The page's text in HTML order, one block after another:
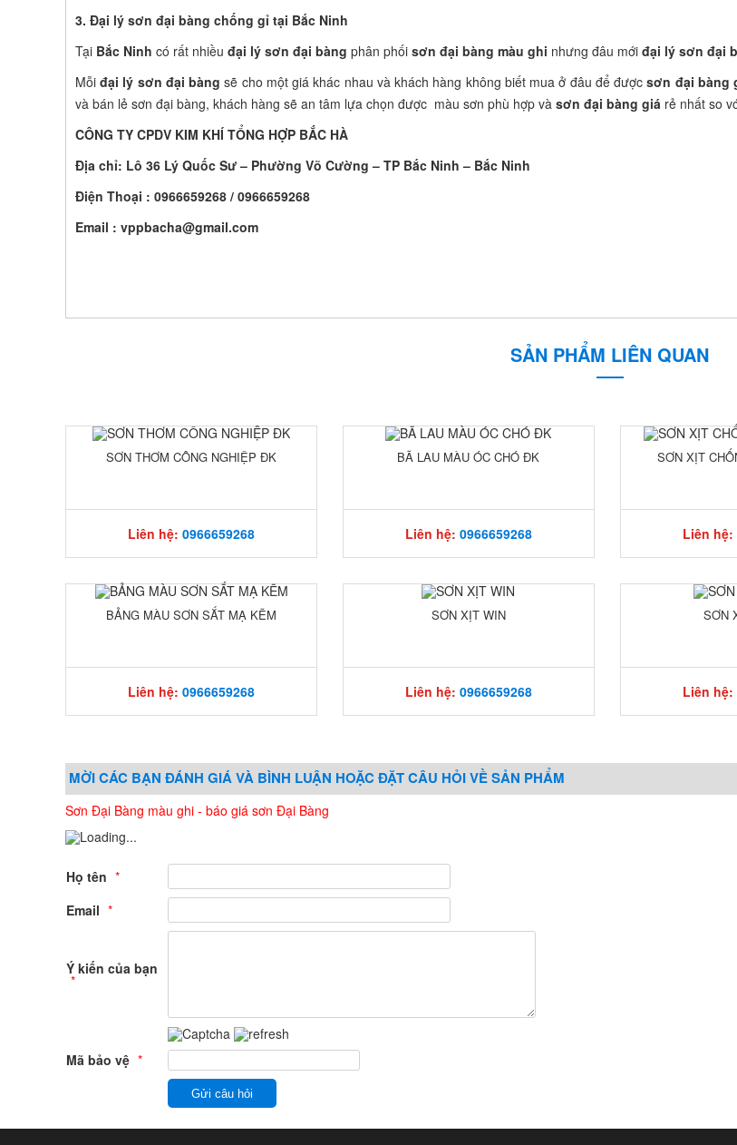
3. Đại lý sơn đại bàng chống gỉ tại Bắc Ninh
Tại Bắc Ninh có rất nhiều đại lý sơn đại bàng phân phối sơn đại bàng màu ghi nhưng đâu mới đại lý sơn đại
Mỗiđại lý sơn đại bàng sẽ cho một giá khác nhau và khách hàng không biết mua ở đâu để đượcsơn đại bàng
và bán lẻ sơn đại bàng, khách hàng sẽ an tâm lựa chọn được màu sơn phù hợp và sơn đại bàng giá rẻ nhất so
CÔNG TY CPDV KIM KHÍ TỔNG HỢP BẮC HÀ
Địa chỉ: Lô 36 Lý Quốc Sư – Phường Võ Cường – TP Bắc Ninh – Bắc Ninh
Điện Thoại : 0966659268 / 0966659268
Email : vppbacha@gmail.com
SẢN PHẨM LIÊN QUAN
SƠN THƠM CÔNG NGHIỆP ĐK
Liên hệ:0966659268
BÃ LAU MÀU ÓC CHÓ ĐK
Liên hệ: 0966659268
SƠN XỊT
Liên hệ:
BẢNG MÀU SƠN SẮT MẠ KẼM
Liên hệ:0966659268
SƠN XỊT WIN
Liên hệ: 0966659268
SƠN
Liên hệ:
MỜI CÁC BẠN ĐÁNH GIÁ VÀ BÌNH LUẬN HOẶC ĐẶT CÂU HỎI VỀ SẢN PHẨM
Sơn Đại Bàng màu ghi - báo giá sơn Đại Bàng
Họ tên *
Email *
Ý kiến của bạn
*
Mã bảo vệ *
Gửi câu hỏi